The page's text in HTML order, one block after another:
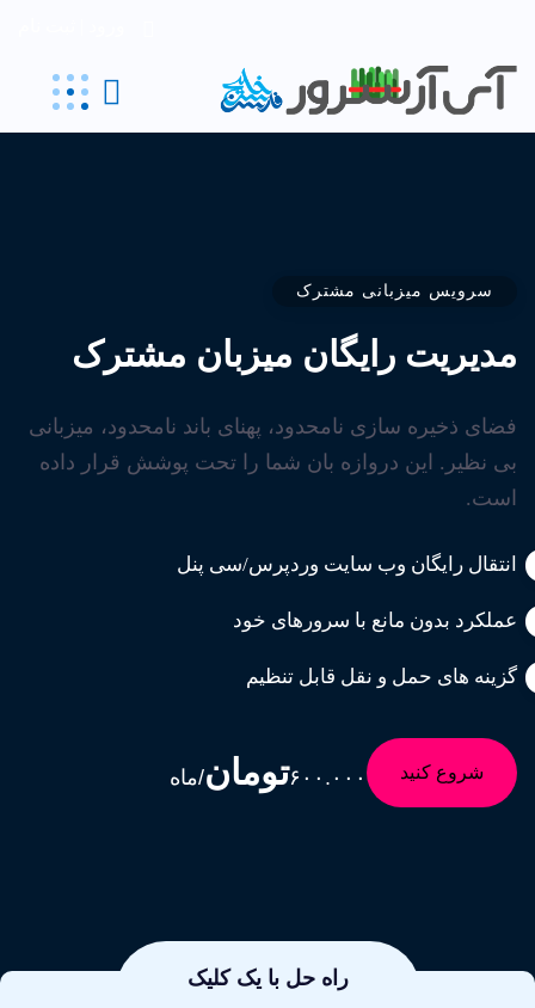
سرویس میزبانی مشترک
مدیریت رایگان میزبان مشترک
فضای ذخیره سازی نامحدود، پهنای باند نامحدود، میزبانی
بی نظیر. این دروازه بان شما را تحت پوشش قرار داده
است.
انتقال رایگان وب سایت وردپرس/سی پنل
عملکرد بدون مانع با سرورهای خود
گزینه های حمل و نقل قابل تنظیم
شروع کنید
۶۰۰.۰۰۰تومان/ماه
راه حل با یک کلیک